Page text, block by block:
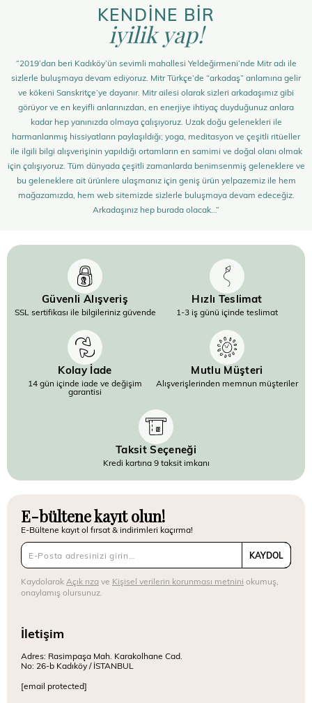
KENDİNE BİR
iyilik yap!
“2019’dan beri Kadıköy’ün sevimli mahallesi Yeldeğirmeni’nde Mitr adı ile
sizlerle buluşmaya devam ediyoruz. Mitr Türkçe’de “arkadaş” anlamına gelir
ve kökeni Sanskritçe’ye dayanır. Mitr ailesi olarak sizleri arkadaşımız gibi
görüyor ve en keyifli anlarınızdan, en enerjiye ihtiyaç duyduğunuz anlara
kadar hep yanınızda olmaya çalışıyoruz. Uzak doğu gelenekleri ile
harmanlanmış hissiyatların paylaşıldığı; yoga, meditasyon ve çeşitli ritüeller
ile ilgili bilgi alışverişinin yapıldığı ortamların en samimi ve doğal olanı olmak
için çalışıyoruz. Tüm dünyada çeşitli zamanlarda benimsenmiş geleneklere ve
bu geleneklere ait ürünlere ulaşmanız için geniş ürün yelpazemiz ile hem
mağazamızda, hem web sitemizde sizlerle buluşmaya devam edeceğiz.
Arkadaşınız hep burada olacak…”
Güvenli Alışveriş
SSL sertifikası ile bilgileriniz güvende
Hızlı Teslimat
1-3 iş günü içinde teslimat
Kolay İade
14 gün içinde iade ve değişim
garantisi
Mutlu Müşteri
Alışverişlerinden memnun müşteriler
Taksit Seçeneği
Kredi kartına 9 taksit imkanı
E-bültene kayıt olun!
E-Bültene kayıt ol fırsat & indirimleri kaçırma!
KAYDOL
Kaydolarak Açık rızave Kişisel verilerin korunması metnini okumuş,
onaylamış olursunuz.
İletişim
Adres: Rasimpaşa Mah. Karakolhane Cad.
No: 26-b Kadıköy / İSTANBUL
[email protected]